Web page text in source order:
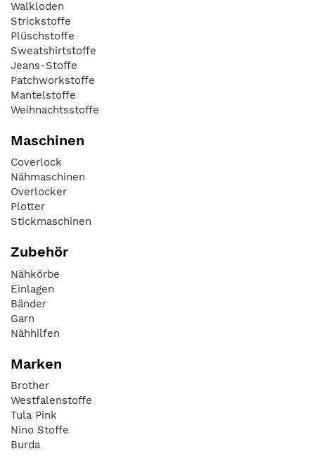
Walkloden
Strickstoffe
Plüschstoffe
Sweatshirtstoffe
Jeans-Stoffe
Patchworkstoffe
Mantelstoffe
Weihnachtsstoffe
Maschinen
Coverlock
Nähmaschinen
Overlocker
Plotter
Stickmaschinen
Zubehör
Nähkörbe
Einlagen
Bänder
Garn
Nähhilfen
Marken
Brother
Westfalenstoffe
Tula Pink
Nino Stoffe
Burda